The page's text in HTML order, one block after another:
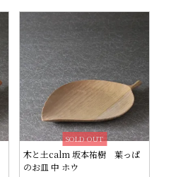
SOLD OUT
木と土calm 坂本祐樹 葉っぱ
のお皿 中 ホウ